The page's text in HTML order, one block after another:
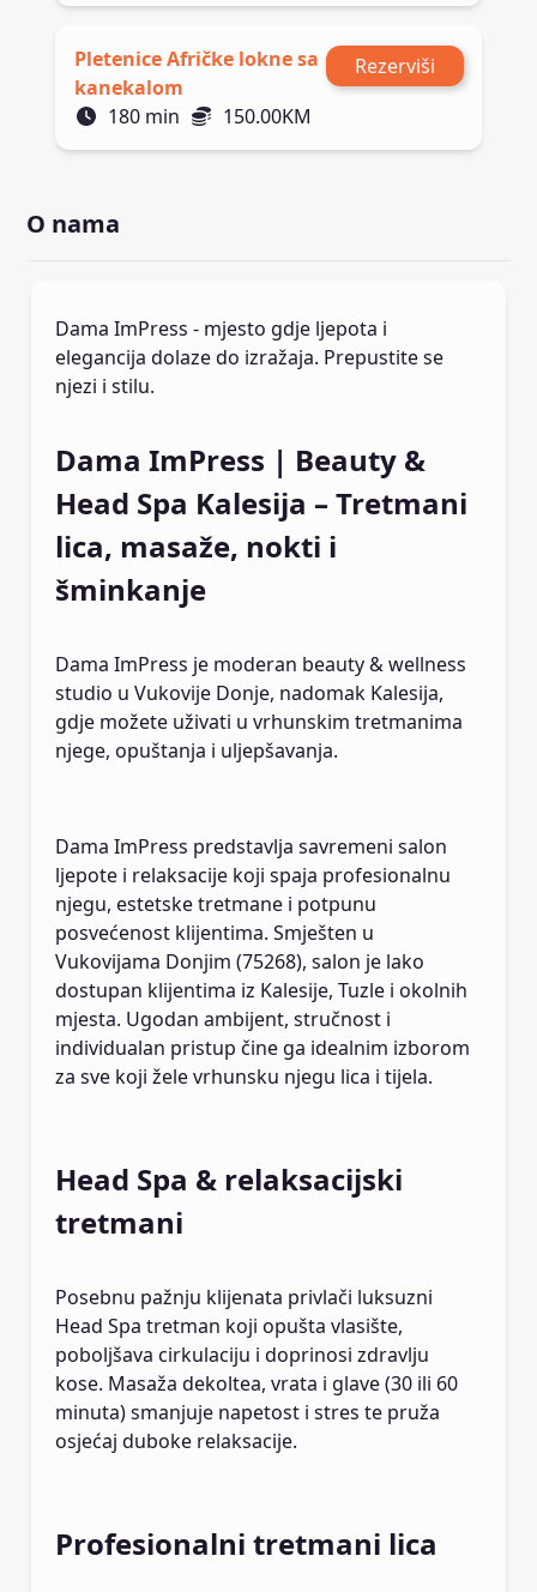
Pletenice Afričke lokne sa
kanekalom
Rezerviši
180 min 150.00KM
O nama
Dama ImPress - mjesto gdje ljepota i
elegancija dolaze do izražaja. Prepustite se
njezi i stilu.
Dama ImPress | Beauty &
Head Spa Kalesija – Tretmani
lica, masaže, nokti i
šminkanje
Dama ImPress je moderan beauty & wellness
studio u Vukovije Donje, nadomak Kalesija,
gdje možete uživati u vrhunskim tretmanima
njege, opuštanja i uljepšavanja.
Dama ImPress predstavlja savremeni salon
ljepote i relaksacije koji spaja profesionalnu
njegu, estetske tretmane i potpunu
posvećenost klijentima. Smješten u
Vukovijama Donjim (75268), salon je lako
dostupan klijentima iz Kalesije, Tuzle i okolnih
mjesta. Ugodan ambijent, stručnost i
individualan pristup čine ga idealnim izborom
za sve koji žele vrhunsku njegu lica i tijela.
Head Spa & relaksacijski
tretmani
Posebnu pažnju klijenata privlači luksuzni
Head Spa tretman koji opušta vlasište,
poboljšava cirkulaciju i doprinosi zdravlju
kose. Masaža dekoltea, vrata i glave (30 ili 60
minuta) smanjuje napetost i stres te pruža
osjećaj duboke relaksacije.
Profesionalni tretmani lica